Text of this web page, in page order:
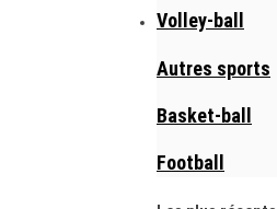
Volley-ball
Autres sports
Basket-ball
Football